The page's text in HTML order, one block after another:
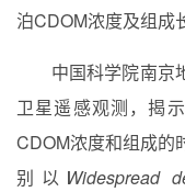
泊CDOM浓度及组成
中国科学院南京
卫星遥感观测，揭
CDOM浓度和组成的
别以 Widespread